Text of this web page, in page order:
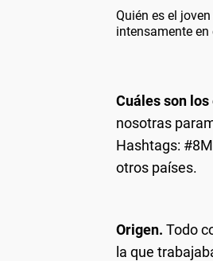
Quién es el
intensamente en
Cuáles son
nosotras
Hashtags:
otros países.
Origen. Todo
la que